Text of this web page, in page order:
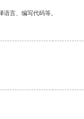
言、编写代码等。